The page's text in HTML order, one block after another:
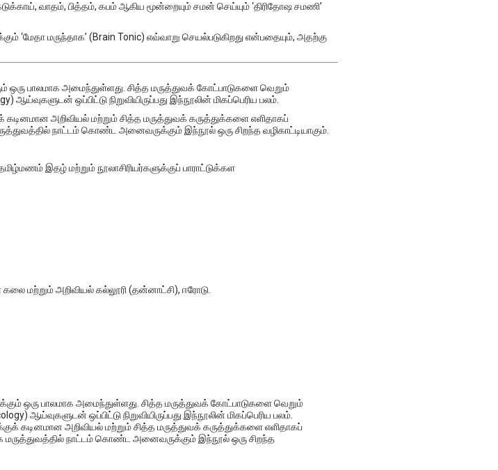
வாதம், பித்தம், கபம் ஆகிய மூன்றையும் சமன் செய்யும் ‘திரிதோஷ சமணி’
‘மேதா மருந்தாக’ (Brain Tonic) எவ்வாறு செயல்படுகிறது என்பதையும், அதற்கு
ஒரு பாலமாக அமைந்துள்ளது. சித்த மருத்துவக் கோட்பாடுகளை வெறும்
ஒப்பிட்டு நிறுவியிருப்பது இந்நூலின் மிகப்பெரிய பலம்.
அறிவியல் மற்றும் சித்த மருத்துவக் கருத்துக்களை எளிதாகப்
நாட்டம் கொண்ட அனைவருக்கும் இந்நூல் ஒரு சிறந்த வழிகாட்டியாகும்.
இதழ் மற்றும் நூலாசிரியர்களுக்குப் பாராட்டுக்கள
மற்றும் அறிவியல் கல்லூரி (தன்னாட்சி), ஈரோடு.
ஒரு பாலமாக அமைந்துள்ளது. சித்த மருத்துவக் கோட்பாடுகளை வெறும்
ஆய்வுகளுடன் ஒப்பிட்டு நிறுவியிருப்பது இந்நூலின் மிகப்பெரிய பலம்.
கடினமான அறிவியல் மற்றும் சித்த மருத்துவக் கருத்துக்களை எளிதாகப்
நாட்டம் கொண்ட அனைவருக்கும் இந்நூல் ஒரு சிறந்த